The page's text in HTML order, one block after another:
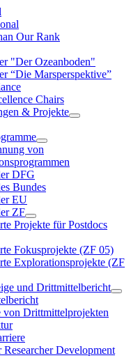
Our Rank
"Der Ozeanboden"
“Die Marsperspektive”
Chairs
& Projekte
von
DFG
Bundes
EU
ZF
Projekte für Postdocs
Fokusprojekte (ZF 05)
Explorationsprojekte (ZF
und Drittmittelbericht
von Drittmittelprojekten
Development